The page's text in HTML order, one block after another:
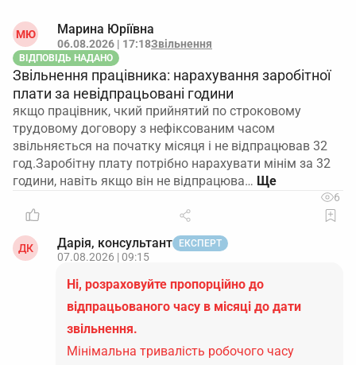
МЮ Марина Юріївна
06.08.2026 | 17:18Звільнення
ВІДПОВІДЬ НАДАНО
Звільнення працівника: нарахування заробітної
плати за невідпрацьовані години
якщо працівник, чкий прийнятий по строковому
трудовому договору з нефіксованим часом
звільняється на початку місяця і не відпрацював 32
год.Заробітну плату потрібно нарахувати мінім за 32
години, навіть якщо він не відпрацюва…
6
ДК Дарія, консультант ЕКСПЕРТ
07.08.2026 | 09:15
Ні, розраховуйте пропорційно до
відпрацьованого часу в місяці до дати
звільнення.
Мінімальна тривалість робочого часу